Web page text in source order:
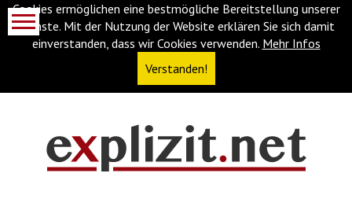
Cookies ermöglichen eine bestmögliche Bereitstellung unserer
Dienste. Mit der Nutzung der Website erklären Sie sich damit
einverstanden, dass wir Cookies verwenden. Mehr Infos
Verstanden!